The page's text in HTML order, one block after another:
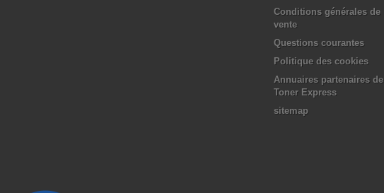
Conditions générales de
vente
Questions courantes
Politique des cookies
Annuaires partenaires de
Toner Express
sitemap